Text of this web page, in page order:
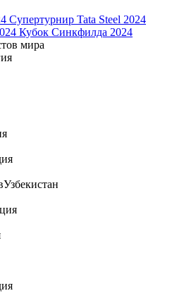
Супертурнир Tata Steel 2024
Кубок Синкфилда 2024
мира
Узбекистан